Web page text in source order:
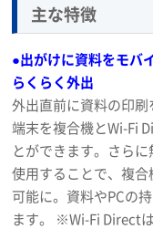
主な特徴
●出がけに資料をモバ
らくらく外出
外出直前に資料の印
端末を複合機とWi-Fi
とができます。さら
使用することで、複
可能に。資料やPCの
ます。 ※Wi-Fi Direct